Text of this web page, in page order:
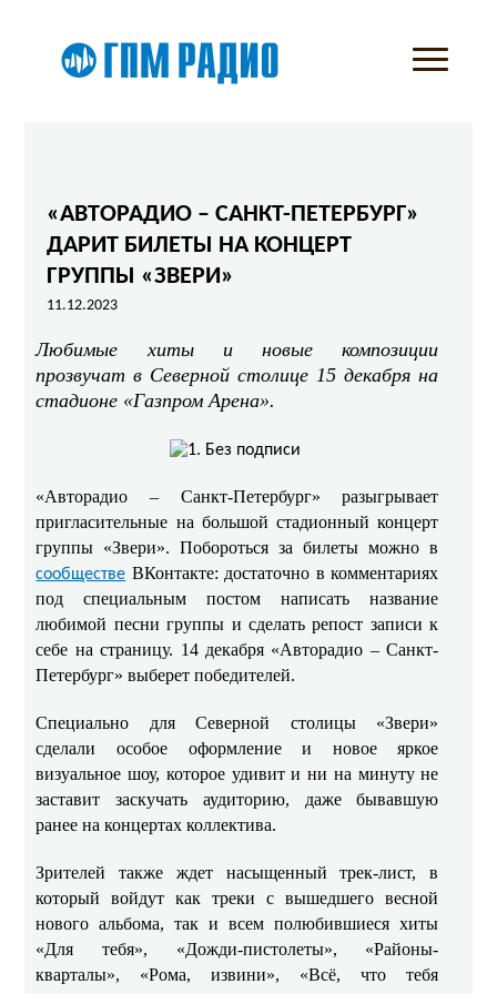
«АВТОРАДИО – САНКТ-ПЕТЕРБУРГ»
ДАРИТ БИЛЕТЫ НА КОНЦЕРТ
ГРУППЫ «ЗВЕРИ»
11.12.2023
Любимые хиты и новые композиции
прозвучат в Северной столице 15 декабря на
стадионе «Газпром Арена».
«Авторадио – Санкт-Петербург» разыгрывает
пригласительные на большой стадионный концерт
группы «Звери». Побороться за билеты можно в
сообществе ВКонтакте: достаточно в комментариях
под специальным постом написать название
любимой песни группы и сделать репост записи к
себе на страницу. 14 декабря «Авторадио – Санкт-
Петербург» выберет победителей.
Специально для Северной столицы «Звери»
сделали особое оформление и новое яркое
визуальное шоу, которое удивит и ни на минуту не
заставит заскучать аудиторию, даже бывавшую
ранее на концертах коллектива.
Зрителей также ждет насыщенный трек-лист, в
который войдут как треки с вышедшего весной
нового альбома, так и всем полюбившиеся хиты
«Для тебя», «Дожди-пистолеты», «Районы-
кварталы», «Рома, извини», «Всё, что тебя